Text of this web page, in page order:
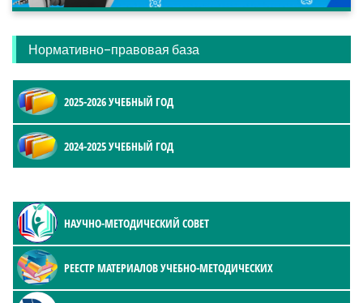
Нормативно-правовая база
2025-2026 УЧЕБНЫЙ ГОД
2024-2025 УЧЕБНЫЙ ГОД
НАУЧНО-МЕТОДИЧЕСКИЙ СОВЕТ
РЕЕСТР МАТЕРИАЛОВ УЧЕБНО-МЕТОДИЧЕСКИХ